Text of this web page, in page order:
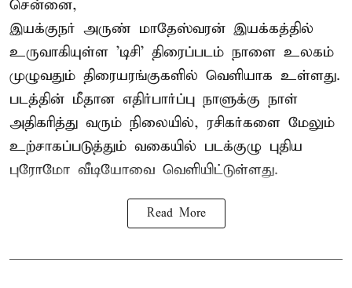
சென்னை,
இயக்குநர் அருண் மாதேஸ்வரன் இயக்கத்தில்
உருவாகியுள்ள 'டிசி' திரைப்படம் நாளை உலகம்
முழுவதும் திரையரங்குகளில் வெளியாக உள்ளது.
படத்தின் மீதான எதிர்பார்ப்பு நாளுக்கு நாள்
அதிகரித்து வரும் நிலையில், ரசிகர்களை மேலும்
உற்சாகப்படுத்தும் வகையில் படக்குழு புதிய
புரோமோ வீடியோவை வெளியிட்டுள்ளது.
Read More